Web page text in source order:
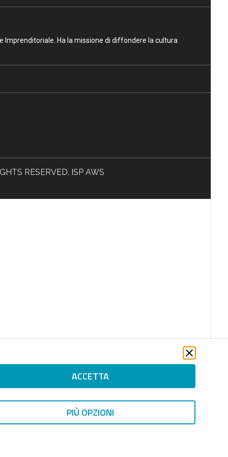
ACCETTA
PIÙ OPZIONI
Imprenditoriale. Ha la missione di diffondere la cultura
RESERVED. ISP AWS